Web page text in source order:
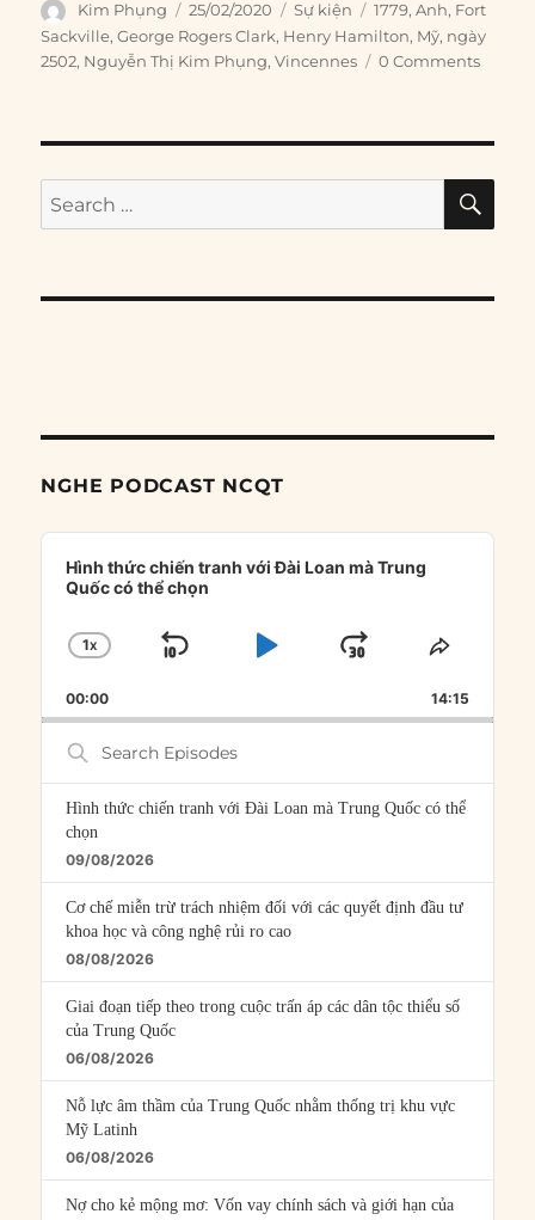
Author
Kim Phụng
Posted
on
25/02/2020 Categories
Sự kiện Tags
1779,Anh, Fort
Sackville,George Rogers Clark, Henry Hamilton, Mỹ, ngày
2502, Nguyễn Thị Kim Phụng,Vincennes 0 Comments
Search
for:
NGHE PODCAST NCQT
Audio
Player
Hình thức chiến tranh với Đài Loan mà Trung
Quốc có thể chọn
CHANGE
RATE
1X
SKIP
PLAYJUMP
FORWARD
SHARE
00:00 14:15
Search
Episodes
Hình thức chiến tranh với Đài Loan mà Trung Quốc có thể
chọn
09/08/2026
Cơ chế miễn trừ trách nhiệm đối với các quyết định đầu tư
khoa học và công nghệ rủi ro cao
08/08/2026
Giai đoạn tiếp theo trong cuộc trấn áp các dân tộc thiểu số
của Trung Quốc
06/08/2026
Nỗ lực âm thầm của Trung Quốc nhằm thống trị khu vực
Mỹ Latinh
06/08/2026
Nợ cho kẻ mộng mơ: Vốn vay chính sách và giới hạn của